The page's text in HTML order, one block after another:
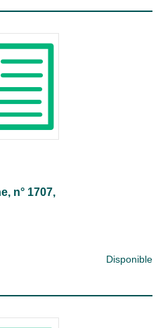
, n° 1707,
Disponible